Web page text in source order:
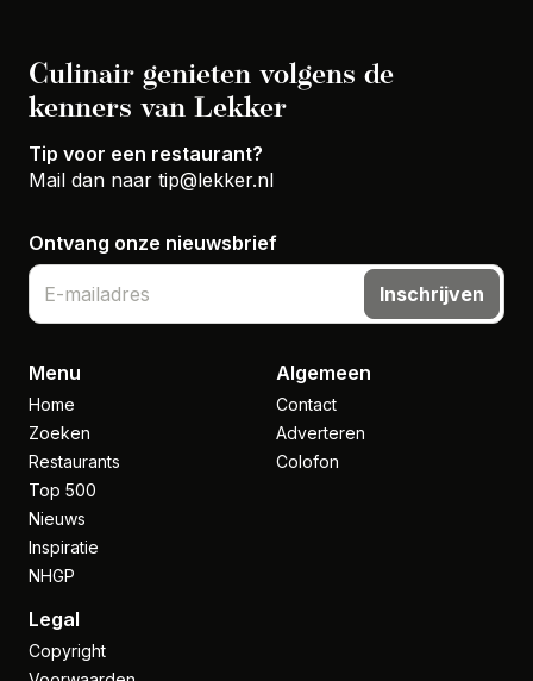
Culinair genieten volgens de
kenners van Lekker
Tip voor een restaurant?
Mail dan naar tip@lekker.nl
Ontvang onze nieuwsbrief
Inschrijven
Menu
Home
Zoeken
Restaurants
Top 500
Nieuws
Inspiratie
NHGP
Algemeen
Contact
Adverteren
Colofon
Legal
Copyright